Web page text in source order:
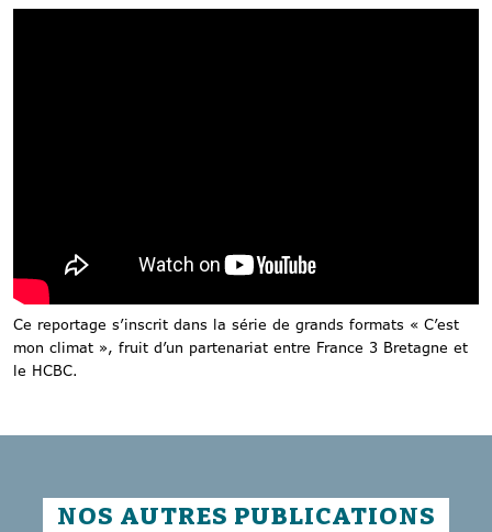
Ce reportage s’inscrit dans la série de grands formats « C’est
mon climat », fruit d’un partenariat entre France 3 Bretagne et
le HCBC.
NOS AUTRES PUBLICATIONS